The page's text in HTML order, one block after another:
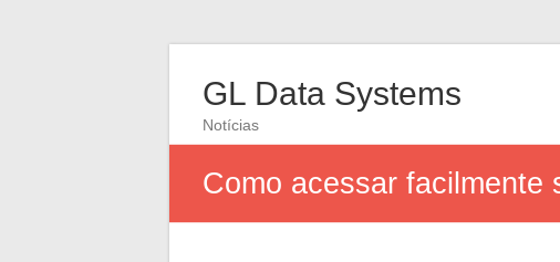
GL Data Systems
Notícias
Como acessar facilmente